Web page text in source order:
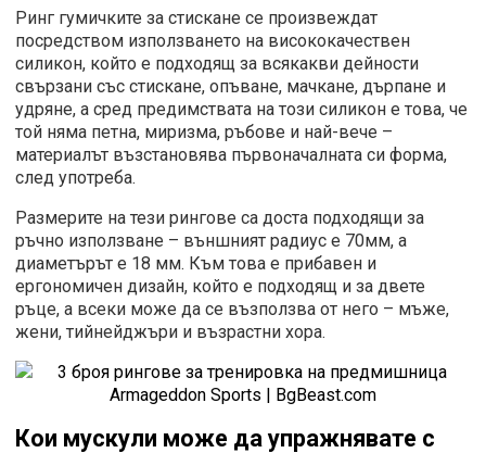
Ринг гумичките за стискане се произвеждат
посредством използването на висококачествен
силикон, който е подходящ за всякакви дейности
свързани със стискане, опъване, мачкане, дърпане и
удряне, а сред предимствата на този силикон е това, че
той няма петна, миризма, ръбове и най-вече –
материалът възстановява първоначалната си форма,
след употреба.
Размерите на тези рингове са доста подходящи за
ръчно използване – външният радиус е 70мм, а
диаметърът е 18 мм. Към това е прибавен и
ергономичен дизайн, който е подходящ и за двете
ръце, а всеки може да се възползва от него – мъже,
жени, тийнейджъри и възрастни хора.
Кои мускули може да упражнявате с